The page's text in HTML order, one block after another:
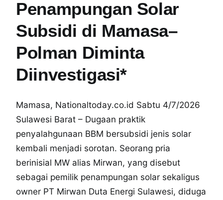
Penampungan Solar
Subsidi di Mamasa–
Polman Diminta
Diinvestigasi*
Mamasa, Nationaltoday.co.id Sabtu 4/7/2026
Sulawesi Barat – Dugaan praktik
penyalahgunaan BBM bersubsidi jenis solar
kembali menjadi sorotan. Seorang pria
berinisial MW alias Mirwan, yang disebut
sebagai pemilik penampungan solar sekaligus
owner PT Mirwan Duta Energi Sulawesi, diduga